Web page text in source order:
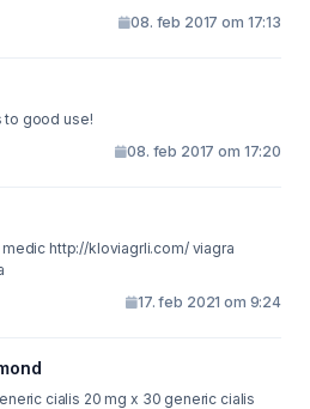
08. feb 2017 om 17:13
to good use!
08. feb 2017 om 17:20
17. feb 2021 om 9:24
cialis 20 mg x 30 generic cialis